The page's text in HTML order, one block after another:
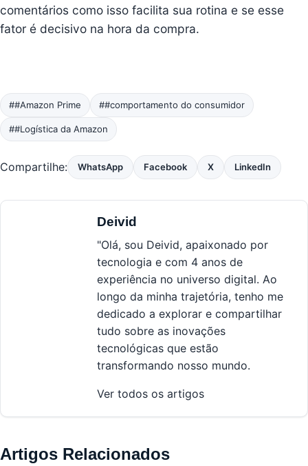
comentários como isso facilita sua rotina e se esse
fator é decisivo na hora da compra.
##Amazon Prime ##comportamento do consumidor
##Logística da Amazon
Compartilhe: WhatsApp Facebook X LinkedIn
Deivid
"Olá, sou Deivid, apaixonado por
tecnologia e com 4 anos de
experiência no universo digital. Ao
longo da minha trajetória, tenho me
dedicado a explorar e compartilhar
tudo sobre as inovações
tecnológicas que estão
transformando nosso mundo.
Ver todos os artigos
Artigos Relacionados